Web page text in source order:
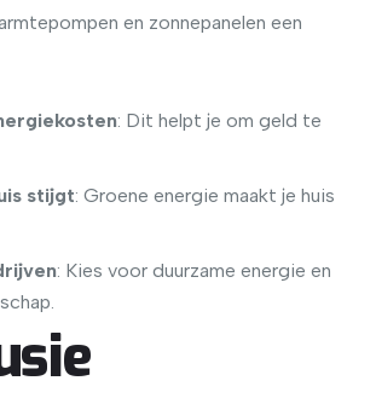
en zonnepanelen een
: Dit helpt je om geld te
stijgt: Groene energie maakt je huis
: Kies voor duurzame energie en